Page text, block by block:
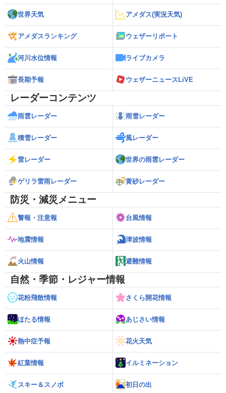
世界天気 アメダス(実況天気)
アメダスランキング ウェザーリポート
河川水位情報 ライブカメラ
長期予報 ウェザーニュースLiVE
レーダーコンテンツ
雨雲レーダー 雨雪レーダー
積雪レーダー 風レーダー
雷レーダー 世界の雨雲レーダー
ゲリラ雷雨レーダー 黄砂レーダー
防災・減災メニュー
警報・注意報 台風情報
地震情報 津波情報
火山情報 避難情報
自然・季節・レジャー情報
花粉飛散情報 さくら開花情報
ほたる情報 あじさい情報
熱中症予報 花火天気
紅葉情報 イルミネーション
スキー＆スノボ 初日の出